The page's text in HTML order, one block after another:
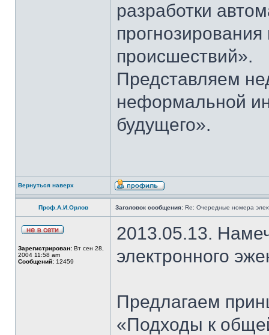
разработки
происшествий».
Представляем
неформальной
будущего».
Вернуться наверх
Проф.А.И.Орлов Заголовок сообщения: Re: Очередные номера
Зарегистрирован: Вт сен 28,
2004 11:58 am
Сообщений: 12459
2013.05.13.
электронного
Предлагаем
«Подходы к